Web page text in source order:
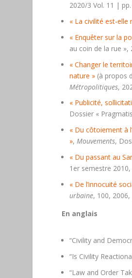
2020/3 Vol. 11 |
« La civilité est-elle
« Enquêter sur la
au coin de la rue »,
« Changer le
nature » (à propos
Métropolitiques,
« Publicité,
Dossier «
« Du côtoiement à
»,Mouvements,
« Du passant au
1er semestre 2010,
« De l’innocuité
urbaine, 100, 2006,
En anglais
“Civility and
“Is Civility
“Law and Order